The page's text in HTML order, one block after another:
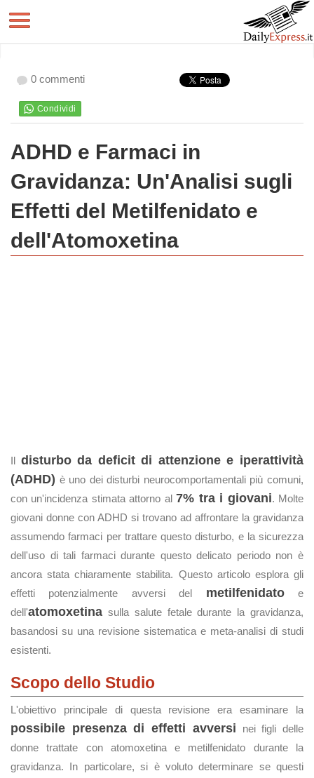
0 commenti
ADHD e Farmaci in
Gravidanza: Un'Analisi sugli
Effetti del Metilfenidato e
dell'Atomoxetina
Il disturbo da deficit di attenzione e iperattività
(ADHD) è uno dei disturbi neurocomportamentali più comuni,
con un'incidenza stimata attorno al7% tra i giovani. Molte
giovani donne con ADHD si trovano ad affrontare la gravidanza
assumendo farmaci per trattare questo disturbo, e la sicurezza
dell'uso di tali farmaci durante questo delicato periodo non è
ancora stata chiaramente stabilita. Questo articolo esplora gli
effetti potenzialmente avversi del metilfenidatoe
dell'atomoxetina sulla salute fetale durante la gravidanza,
basandosi su una revisione sistematica e meta-analisi di studi
esistenti.
Scopo dello Studio
L'obiettivo principale di questa revisione era esaminare la
possibile presenza di effetti avversi nei figli delle
donne trattate con atomoxetina e metilfenidato durante la
gravidanza. In particolare, si è voluto determinare se questi